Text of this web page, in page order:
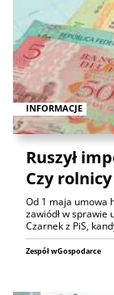
INFORMACJE
Ruszył
Czy
Od 1 maja umowa
zawiódł w sprawie
Czarnek z PiS,
Zespół wGospodarce